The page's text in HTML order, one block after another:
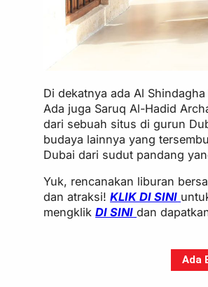
Di dekatnya ada Al
Ada juga Saruq Al-Hadid
dari sebuah situs di gurun
budaya lainnya yang
Dubai dari sudut pandang
Yuk, rencanakan liburan
dan atraksi!KLIK DI SINI
mengklikDI SINI dan
Ada